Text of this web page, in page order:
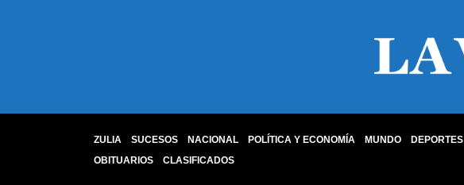
ZULIA SUCESOS NACIONAL POLÍTICA Y ECONOMÍA MUNDO DEPORTES
OBITUARIOS
CLASIFICADOS